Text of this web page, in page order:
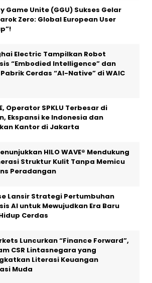
Game Unite (GGU) Sukses Gelar
Zero: Global European User
Electric Tampilkan Robot
“Embodied Intelligence” dan
Cerdas “AI-Native” di WAIC
Operator SPKLU Terbesar di
Ekspansi ke Indonesia dan
Kantor di Jakarta
HILO WAVE® Mendukung
Struktur Kulit Tanpa Memicu
Peradangan
Lansir Strategi Pertumbuhan
AI untuk Mewujudkan Era Baru
Cerdas
Luncurkan “Finance Forward”,
CSR Lintasnegara yang
Literasi Keuangan
Muda